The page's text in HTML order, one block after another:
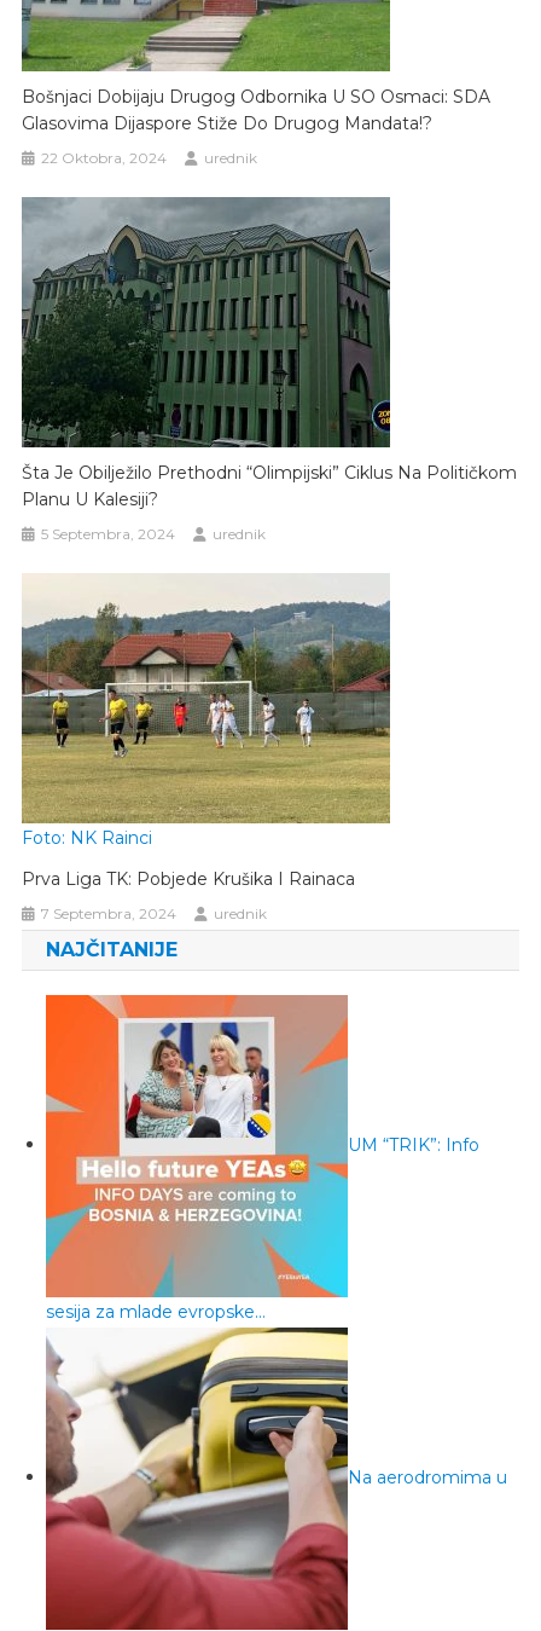
Bošnjaci Dobijaju Drugog Odbornika U SO Osmaci: SDA
Glasovima Dijaspore Stiže Do Drugog Mandata!?
22 Oktobra, 2024 urednik
Šta Je Obilježilo Prethodni “olimpijski” Ciklus Na Političkom
Planu U Kalesiji?
5 Septembra, 2024 urednik
Foto: NK Rainci
Prva Liga TK: Pobjede Krušika I Rainaca
7 Septembra, 2024 urednik
NAJČITANIJE
UM “TRIK”: Info
sesija za mlade evropske…
Na aerodromima u